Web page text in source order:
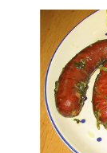
od